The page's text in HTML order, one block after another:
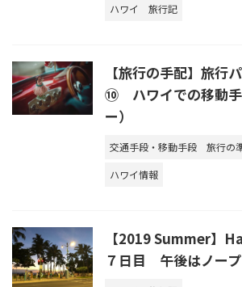
ハワイ 旅行記
【旅行の手配】旅行
⑩ ハワイでの移動手
ー）
交通手段・移動手段 旅行の
ハワイ情報
【2019 Summer】
７日目 午後はノー